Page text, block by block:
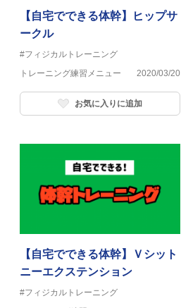
【自宅でできる体幹】ヒップサ
ークル
#フィジカルトレーニング
トレーニング練習メニュー
2020/03/20
お気に入りに追加
【自宅でできる体幹】Ｖシット
ニーエクステンション
#フィジカルトレーニング